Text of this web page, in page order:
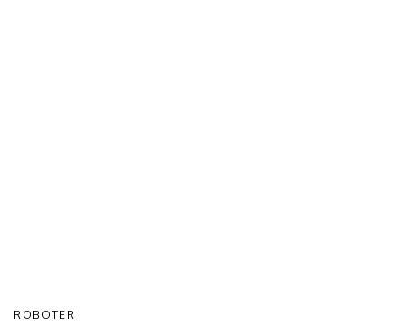
ROBOTER